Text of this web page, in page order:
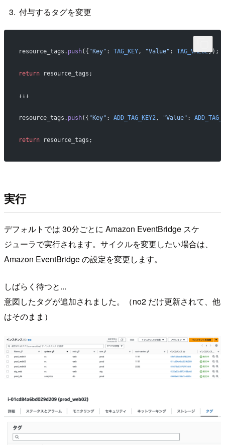
付与するタグを変更
resource_tags. push({ "Key" : TAG_KEY, "Value" : TAG_VALUE});
return resource_tags;
↓↓↓
resource_tags. push({ "Key" : ADD_TAG_KEY2, "Value" :
return resource_tags;
実行
デフォルトでは 30分ごとに Amazon EventBridge スケ
ジューラで実行されます。サイクルを変更したい場合は、
Amazon EventBridge の設定を変更します。
しばらく待つと...
意図したタグが追加されました。（no2 だけ更新されて、他
はそのまま）